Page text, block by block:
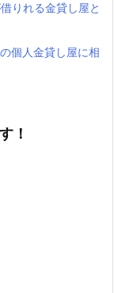
りれる金貸し屋と
個人金貸し屋に相
！